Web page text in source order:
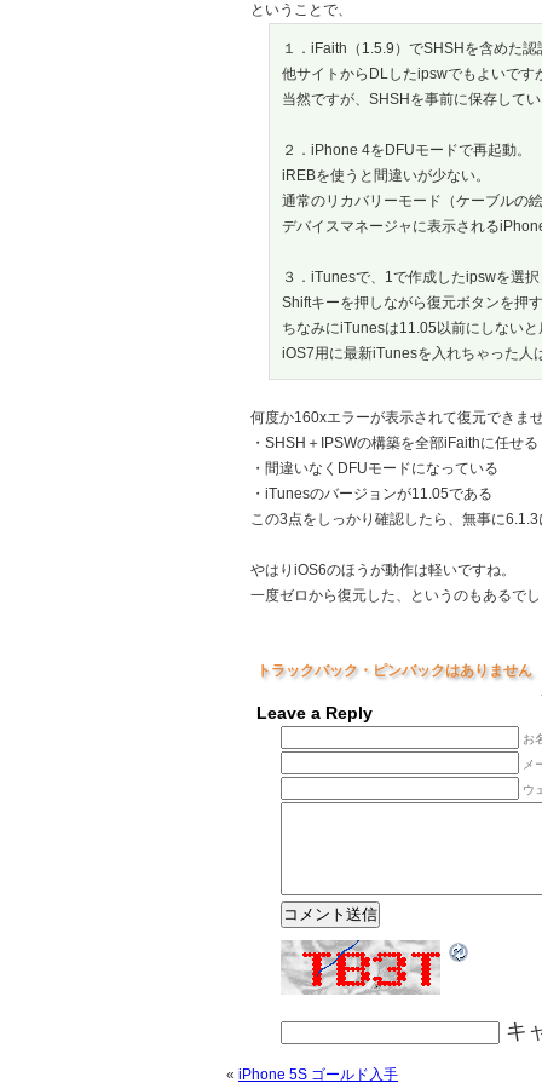
ということで、
１．iFaith（1.5.9）でSHSHを含めた
他サイトからDLしたipswでもよいで
当然ですが、SHSHを事前に保存して
２．iPhone 4をDFUモードで再起動。
iREBを使うと間違いが少ない。
通常のリカバリーモード（ケーブルの
デバイスマネージャに表示される
３．iTunesで、1で作成したipswを選
Shiftキーを押しながら復元ボタンを押
ちなみにiTunesは11.05以前にしない
iOS7用に最新iTunesを入れちゃった人
何度か160xエラーが表示されて復元できま
・SHSH＋IPSWの構築を全部iFaithに任せる
・間違いなくDFUモードになっている
・iTunesのバージョンが11.05である
この3点をしっかり確認したら、無事に
やはりiOS6のほうが動作は軽いですね。
一度ゼロから復元した、というのもあるで
トラックバック・ピンバックはありません
Leave a Reply
お
メ
ウ
キ
« iPhone 5S ゴールド入手